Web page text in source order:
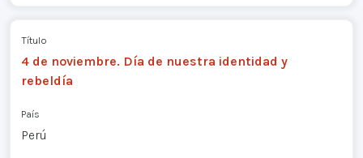
Título
4 de noviembre. Día de nuestra identidad y
rebeldía
País
Perú